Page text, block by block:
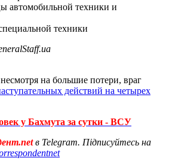
автомобильной техники и
техники
на большие потери, враг
действий на четырех
у Бахмута за сутки - ВСУ
в Telegram. Підписуйтесь на